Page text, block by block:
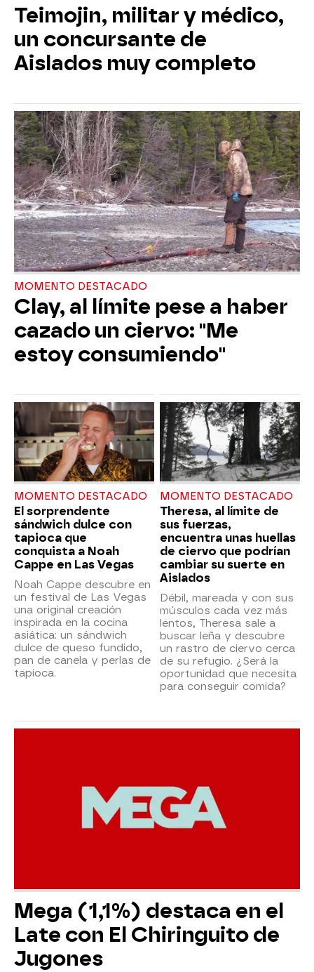
Teimojin, militar y médico,
un concursante de
Aislados muy completo
MOMENTO DESTACADO
Clay, al límite pese a haber
cazado un ciervo: "Me
estoy consumiendo"
MOMENTO DESTACADO
El sorprendente
sándwich dulce con
tapioca que
conquista a Noah
Cappe en Las Vegas
Noah Cappe descubre en
un festival de Las Vegas
una original creación
inspirada en la cocina
asiática: un sándwich
dulce de queso fundido,
pan de canela y perlas de
tapioca.
MOMENTO DESTACADO
Theresa, al límite de
sus fuerzas,
encuentra unas huellas
de ciervo que podrían
cambiar su suerte en
Aislados
Débil, mareada y con sus
músculos cada vez más
lentos, Theresa sale a
buscar leña y descubre
un rastro de ciervo cerca
de su refugio. ¿Será la
oportunidad que necesita
para conseguir comida?
Mega (1,1%) destaca en el
Late con El Chiringuito de
Jugones